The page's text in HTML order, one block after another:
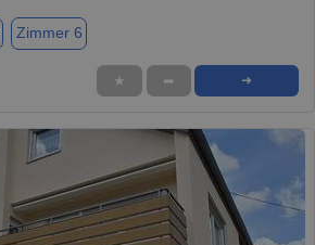
Zimmer 6
★ ➦ ➜